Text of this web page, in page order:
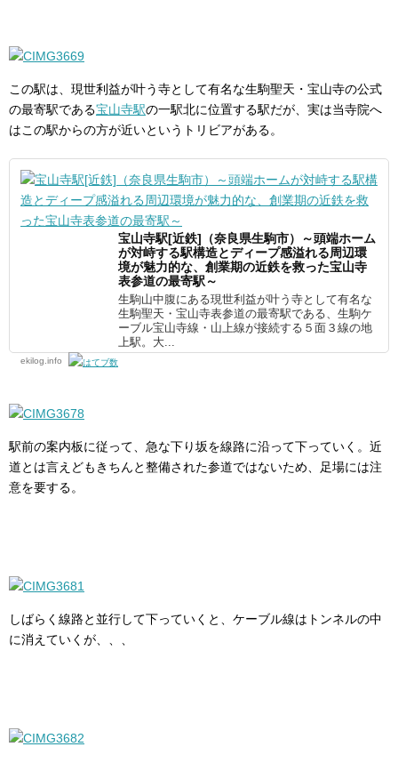
この駅は、現世利益が叶う寺として有名な生駒聖天・宝山寺の公式
の最寄駅である宝山寺駅の一駅北に位置する駅だが、実は当寺院へ
はこの駅からの方が近いというトリビアがある。
宝山寺駅[近鉄]（奈良県生駒市）～頭端ホーム
が対峙する駅構造とディープ感溢れる周辺環
境が魅力的な、創業期の近鉄を救った宝山寺
表参道の最寄駅～
生駒山中腹にある現世利益が叶う寺として有名な
生駒聖天・宝山寺表参道の最寄駅である、生駒ケ
ーブル宝山寺線・山上線が接続する５面３線の地
上駅。大...
ekilog.info
駅前の案内板に従って、急な下り坂を線路に沿って下っていく。近
道とは言えどもきちんと整備された参道ではないため、足場には注
意を要する。
しばらく線路と並行して下っていくと、ケーブル線はトンネルの中
に消えていくが、、、